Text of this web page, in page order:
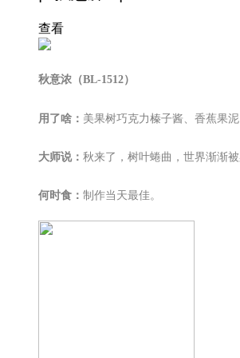
查看
秋意浓 （BL-1512）
用了啥： 美果树巧克力榛子酱、香蕉果泥
大师说： 秋来了，树叶蜷曲，世界渐渐
何时食： 制作当天最佳。